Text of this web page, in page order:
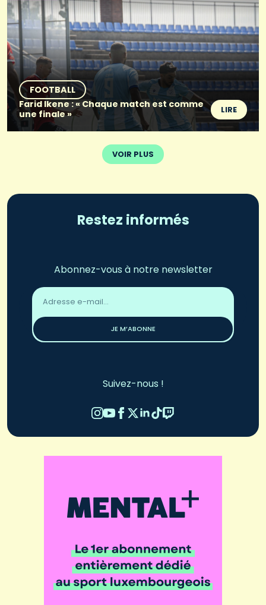
FOOTBALL
Farid Ikene : « Chaque match est comme
une finale »
LIRE
VOIR PLUS
Restez informés
Abonnez-vous à notre newsletter
Adresse
email
JE M’ABONNE
Suivez-nous !